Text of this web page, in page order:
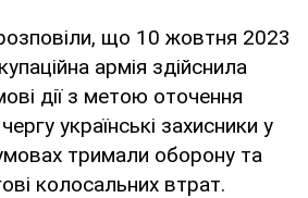
що 10 жовтня 2023
армія здійснила
дії з метою оточення
українські захисники у
тримали оборону та
колосальних втрат.